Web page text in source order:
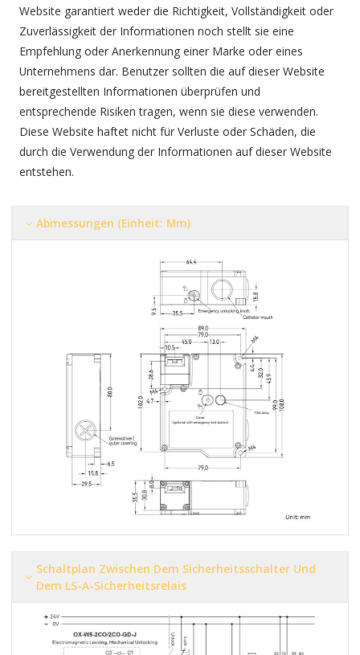
Website garantiert weder die Richtigkeit, Vollständigkeit oder
Zuverlässigkeit der Informationen noch stellt sie eine
Empfehlung oder Anerkennung einer Marke oder eines
Unternehmens dar. Benutzer sollten die auf dieser Website
bereitgestellten Informationen überprüfen und
entsprechende Risiken tragen, wenn sie diese verwenden.
Diese Website haftet nicht für Verluste oder Schäden, die
durch die Verwendung der Informationen auf dieser Website
entstehen.
Abmessungen (Einheit: Mm)
Schaltplan Zwischen Dem Sicherheitsschalter Und
Dem LS-A-Sicherheitsrelais